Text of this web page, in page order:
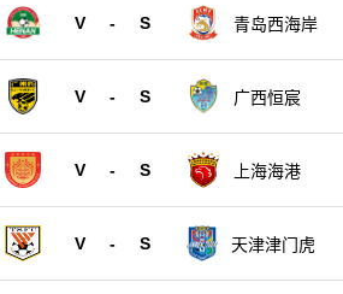
V - S 青岛西海岸
V - S 广西恒宸
V - S 上海海港
V - S 天津津门虎